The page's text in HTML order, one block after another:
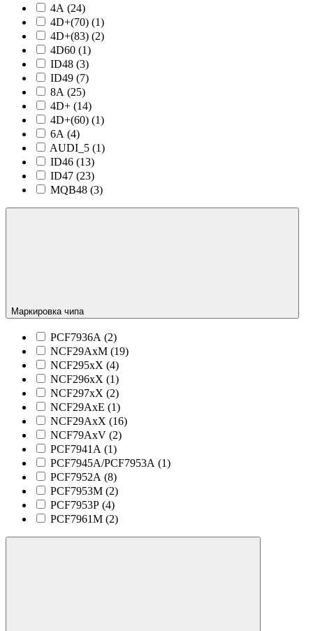
4A (24)
4D+(70) (1)
4D+(83) (2)
4D60 (1)
ID48 (3)
ID49 (7)
8A (25)
4D+ (14)
4D+(60) (1)
6A (4)
AUDI_5 (1)
ID46 (13)
ID47 (23)
MQB48 (3)
Маркировка чипа
PCF7936A (2)
NCF29AxM (19)
NCF295xX (4)
NCF296xX (1)
NCF297xX (2)
NCF29AxE (1)
NCF29AxX (16)
NCF79AxV (2)
PCF7941A (1)
PCF7945A/PCF7953A (1)
PCF7952A (8)
PCF7953M (2)
PCF7953P (4)
PCF7961M (2)